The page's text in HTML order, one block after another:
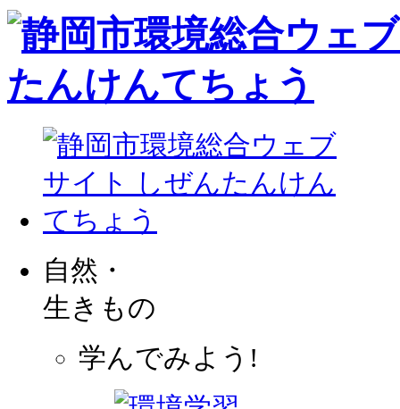
自然・
生きもの
学んでみよう!